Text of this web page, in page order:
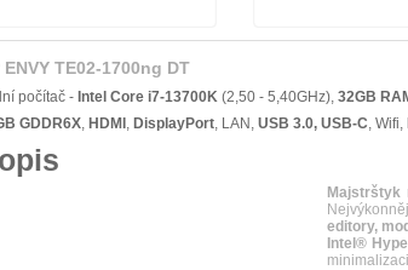
ENVY TE02-1700ng DT
počítač - Intel Core i7-13700K (2,50 - 5,40GHz), 32GB
GDDR6X, HDMI , DisplayPort, LAN, USB 3.0, USB-C, Wifi,
Majstrštyk
editory,
Intel®